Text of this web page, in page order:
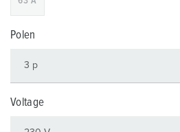
Polen
Voltage